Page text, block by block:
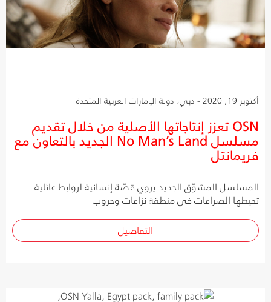
أكتوبر 19, 2020 - دبي، دولة الإمارات العربية المتحدة
OSN تعزز إنتاجاتها الأصلية من خلال تقديم
مسلسل No Man’s Land الجديد بالتعاون مع
فريمانتل
المسلسل المشوّق الجديد يروي قصّة إنسانية لروابط عائلية
تحيطها الصراعات في منطقة نزاعات وحروب
التفاصيل